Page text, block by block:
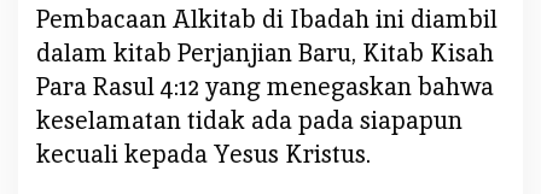
a
g
Pembacaan Alkitab di Ibadah ini diambil
dalam kitab Perjanjian Baru, Kitab Kisah
Para Rasul 4:12 yang menegaskan bahwa
keselamatan tidak ada pada siapapun
kecuali kepada Yesus Kristus.